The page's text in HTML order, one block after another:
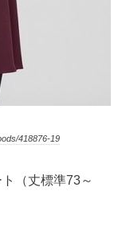
418876-19
（丈標準73～